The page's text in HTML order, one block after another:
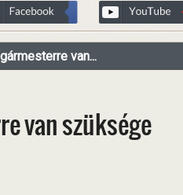
van...
van szüksége